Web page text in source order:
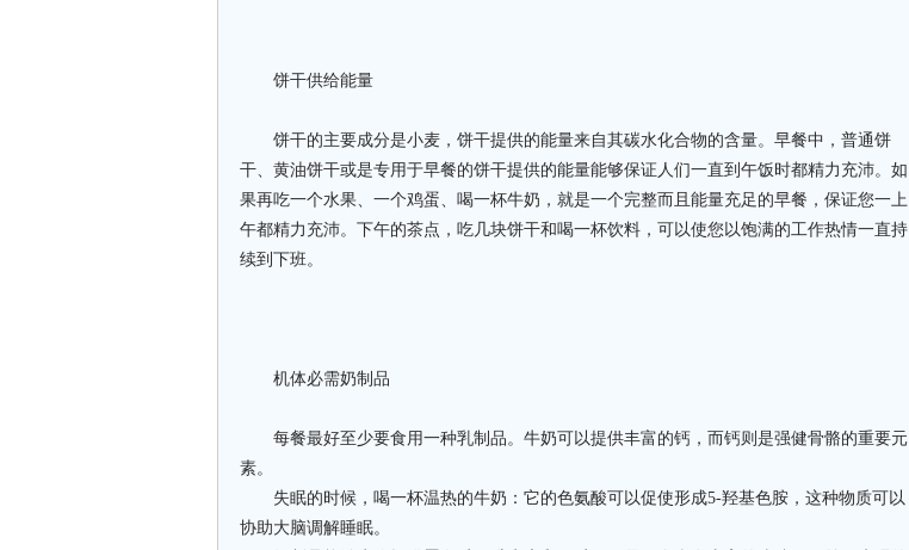
饼干供给能量
饼干的主要成分是小麦，饼干提供的能量来自其碳水化合物的含量。早餐中，普通饼
干、黄油饼干或是专用于早餐的饼干提供的能量能够保证人们一直到午饭时都精力充沛。如
果再吃一个水果、一个鸡蛋、喝一杯牛奶，就是一个完整而且能量充足的早餐，保证您一上
午都精力充沛。下午的茶点，吃几块饼干和喝一杯饮料，可以使您以饱满的工作热情一直持
续到下班。
机体必需奶制品
每餐最好至少要食用一种乳制品。牛奶可以提供丰富的钙，而钙则是强健骨骼的重要元
素。
失眠的时候，喝一杯温热的牛奶：它的色氨酸可以促使形成5-羟基色胺，这种物质可以
协助大脑调解睡眠。